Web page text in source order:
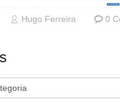
Hugo Ferreira 0